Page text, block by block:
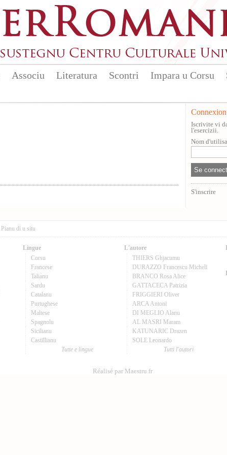
Associu Literatura Scontri Impara u Corsu
Connexion
Iscrivite vi
l'esercizii.
Nom
S'inscrire
Pianu di u situ
Lingue
Corsu
Francese
Talianu
Sardu
Catalanu
Purtughese
Maltese
Spagnolu
Sicilianu
Castillianu
Tutte e lingue
L'autore
THIERS Ghjacumu
DURAZZO Francescu Micheli
BRANCO Rosa Alice
GATTACECA Patrizia
FRIGGIERI Oliver
ARCA Antoni
DI MEGLIO Alanu
AL MASRI Maram
KATUNARIC Drazen
SOLE Leonardo
Tutti l'autori
Réalisé par Maestru.fr